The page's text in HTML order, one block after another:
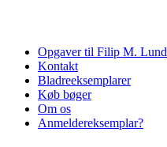
Opgaver til Filip M. Lund
Kontakt
Bladreeksemplarer
Køb bøger
Om os
Anmeldereksemplar?